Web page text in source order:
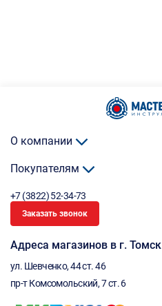
О компании
Покупателям
+7 (3822) 52-34-73
Заказать звонок
Адреса магазинов в г. Томск
ул. Шевченко, 44 ст. 46
пр-т Комсомольский, 7 ст. 6